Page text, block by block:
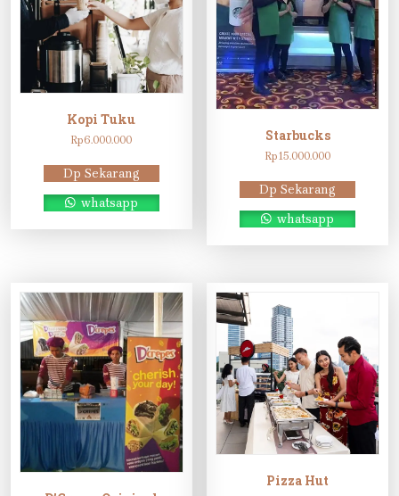
Kopi Tuku
Rp6.000.000
Dp Sekarang
whatsapp
Starbucks
Rp15.000.000
Dp Sekarang
whatsapp
Pizza Hut